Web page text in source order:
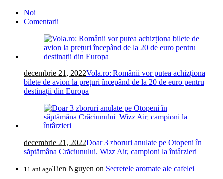
Noi
Comentarii
decembrie 21, 2022Vola.ro: Românii vor putea achizționa
bilete de avion la prețuri începând de la 20 de euro pentru
destinații din Europa
decembrie 21, 2022Doar 3 zboruri anulate pe Otopeni în
săptămâna Crăciunului. Wizz Air, campioni la întârzieri
11 ani agoTien Nguyen on Secretele aromate ale cafelei